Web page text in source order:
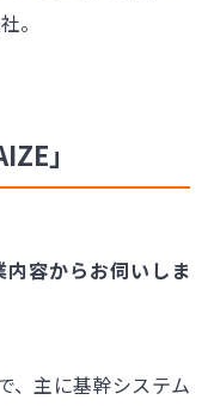
。
」
容からお伺いしま
、主に基幹システム